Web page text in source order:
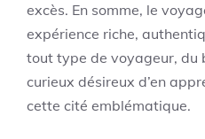
excès. En somme, le
expérience riche,
tout type de voyageur, du
curieux désireux d’en
cette cité emblématique.